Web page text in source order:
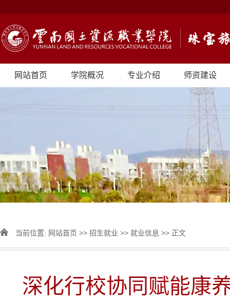
网站首页 学院概况 专业介绍 师资建设
当前位置: 网站首页 >> 招生就业 >> 就业信息 >> 正文
深化行校协同赋能康